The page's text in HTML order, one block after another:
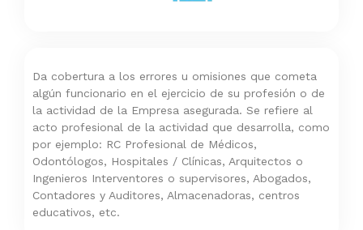
Da cobertura a los errores u omisiones que cometa
algún funcionario en el ejercicio de su profesión o de
la actividad de la Empresa asegurada. Se refiere al
acto profesional de la actividad que desarrolla, como
por ejemplo: RC Profesional de Médicos,
Odontólogos, Hospitales / Clínicas, Arquitectos o
Ingenieros Interventores o supervisores, Abogados,
Contadores y Auditores, Almacenadoras, centros
educativos, etc.